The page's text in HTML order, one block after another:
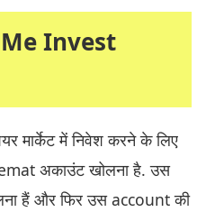
Invest
मार्केट में निवेश करने के लिए
अकाउंट खोलना है. उस
हैं और फिर उस account की